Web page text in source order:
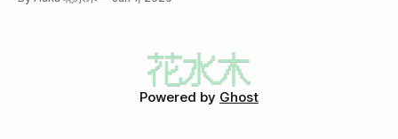
Powered by Ghost